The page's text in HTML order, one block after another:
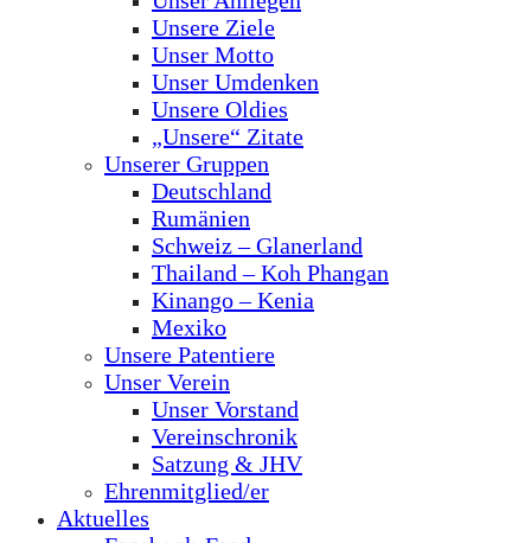
Unsere Ziele
Unser Motto
Unser Umdenken
Unsere Oldies
„Unsere“ Zitate
Unserer Gruppen
Deutschland
Rumänien
Schweiz – Glanerland
Thailand – Koh Phangan
Kinango – Kenia
Mexiko
Unsere Patentiere
Unser Verein
Unser Vorstand
Vereinschronik
Satzung & JHV
Ehrenmitglied/er
Aktuelles